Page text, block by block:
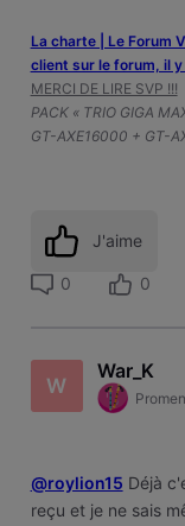
La charte | Le Forum
client sur le forum, il y
MERCI DE LIRE SVP !!!
PACK « TRIO GIGA
GT-AXE16000 + GT-
J'aime
0 0
W
War_K
@roylion15 Déjà
reçu et je ne sais